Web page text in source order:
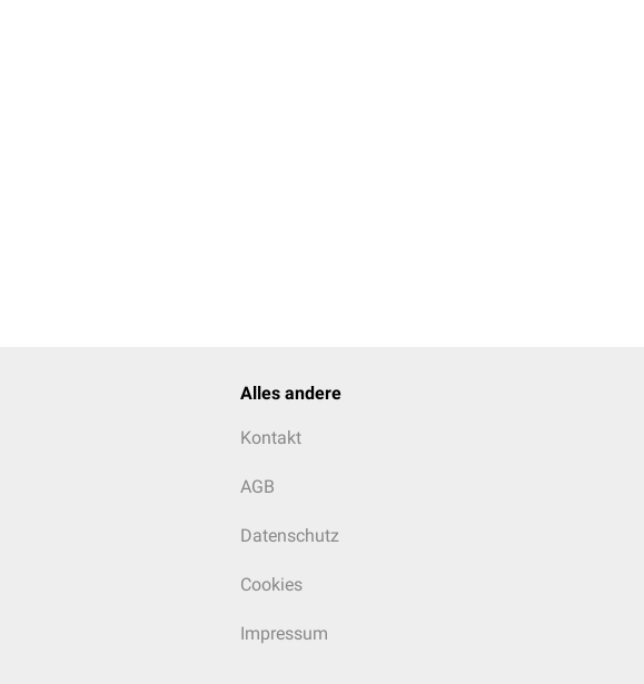
Alles andere
Kontakt
AGB
Datenschutz
Cookies
Impressum